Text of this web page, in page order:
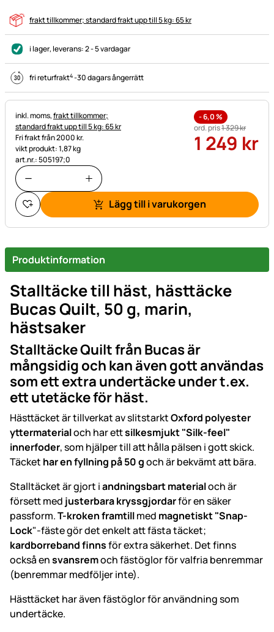
frakt tillkommer; standard frakt upp till 5 kg: 65 kr
i lager, leverans:2 - 5 vardagar
fri returfrakt4-30 dagars ångerrätt
Skatteinformation:
inkl. moms,frakt tillkommer;
standard frakt upp till 5 kg: 65 kr
Fri frakt från 2000 kr.
vikt produkt: 1,87 kg
art.nr.: 505197;0
-6,0%
ord. pris1 329kr
1 249 kr
Lägg till i varukorgen
Produktinformation
Stalltäcke till häst, hästtäcke
Bucas Quilt, 50 g, marin,
hästsaker
Stalltäcke Quilt från Bucas är
mångsidig och kan även gott användas
som ett extra undertäcke under t.ex.
ett utetäcke för häst.
Hästtäcket är tillverkat av slitstarktOxford polyester
yttermaterialoch har ettsilkesmjukt "Silk-feel"
innerfoder, som hjälper till att hålla pälsen i gott skick.
Täcket har en fyllning på 50 goch är bekvämt att bära.
Stalltäcket är gjort iandningsbart materialoch är
försett med justerbara kryssgjordarför en säker
passform.T-kroken framtillmed magnetiskt "Snap-
Lock"-fäste gör det enkelt att fästa täcket;
kardborreband finnsför extra säkerhet. Det finns
också ensvansremoch fästöglor för valfria benremmar
(benremmar medföljer inte).
Hästtäcket har även fästöglor för användning som
undertäcke.